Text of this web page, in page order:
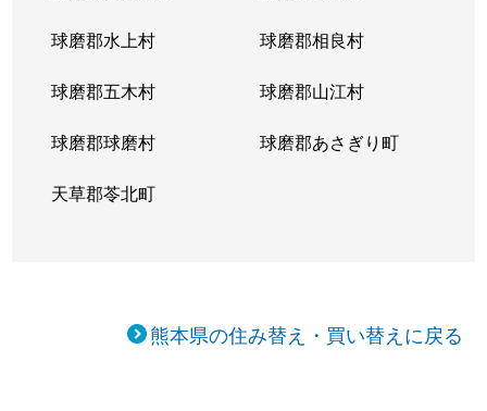
球磨郡水上村 球磨郡相良村
球磨郡五木村 球磨郡山江村
球磨郡球磨村 球磨郡あさぎり町
天草郡苓北町
熊本県の住み替え・買い替えに戻る